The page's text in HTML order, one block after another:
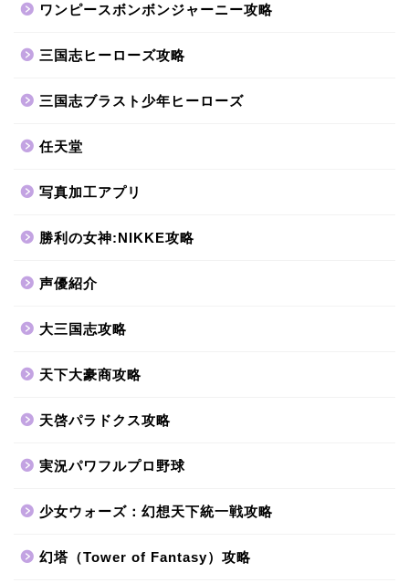
ワンピースボンボンジャーニー攻略
三国志ヒーローズ攻略
三国志ブラスト少年ヒーローズ
任天堂
写真加工アプリ
勝利の女神:NIKKE攻略
声優紹介
大三国志攻略
天下大豪商攻略
天啓パラドクス攻略
実況パワフルプロ野球
少女ウォーズ：幻想天下統一戦攻略
幻塔（Tower of Fantasy）攻略